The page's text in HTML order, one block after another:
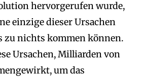
hervorgerufen wurde,
einzige dieser Ursachen
zu nichts kommen können.
Ursachen, Milliarden von
um das